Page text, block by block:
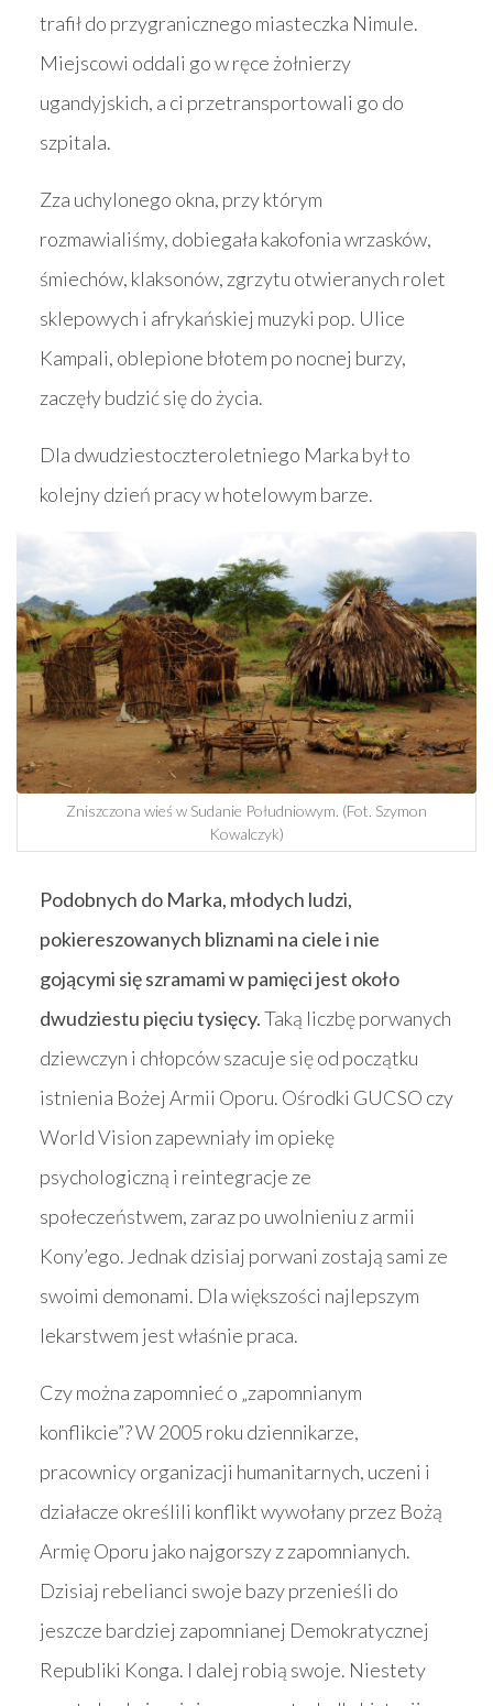
trafił do przygranicznego miasteczka Nimule.
Miejscowi oddali go w ręce żołnierzy
ugandyjskich, a ci przetransportowali go do
szpitala.
Zza uchylonego okna, przy którym
rozmawialiśmy, dobiegała kakofonia wrzasków,
śmiechów, klaksonów, zgrzytu otwieranych rolet
sklepowych i afrykańskiej muzyki pop. Ulice
Kampali, oblepione błotem po nocnej burzy,
zaczęły budzić się do życia.
Dla dwudziestoczteroletniego Marka był to
kolejny dzień pracy w hotelowym barze.
Zniszczona wieś w Sudanie Południowym. (Fot. Szymon
Kowalczyk)
Podobnych do Marka, młodych ludzi,
pokiereszowanych bliznami na ciele i nie
gojącymi się szramami w pamięci jest około
dwudziestu pięciu tysięcy.Taką liczbę porwanych
dziewczyn i chłopców szacuje się od początku
istnienia Bożej Armii Oporu. Ośrodki GUCSO czy
World Vision zapewniały im opiekę
psychologiczną i reintegracje ze
społeczeństwem, zaraz po uwolnieniu z armii
Kony’ego. Jednak dzisiaj porwani zostają sami ze
swoimi demonami. Dla większości najlepszym
lekarstwem jest właśnie praca.
Czy można zapomnieć o „zapomnianym
konflikcie”? W 2005 roku dziennikarze,
pracownicy organizacji humanitarnych, uczeni i
działacze określili konflikt wywołany przez Bożą
Armię Oporu jako najgorszy z zapomnianych.
Dzisiaj rebelianci swoje bazy przenieśli do
jeszcze bardziej zapomnianej Demokratycznej
Republiki Konga. I dalej robią swoje. Niestety